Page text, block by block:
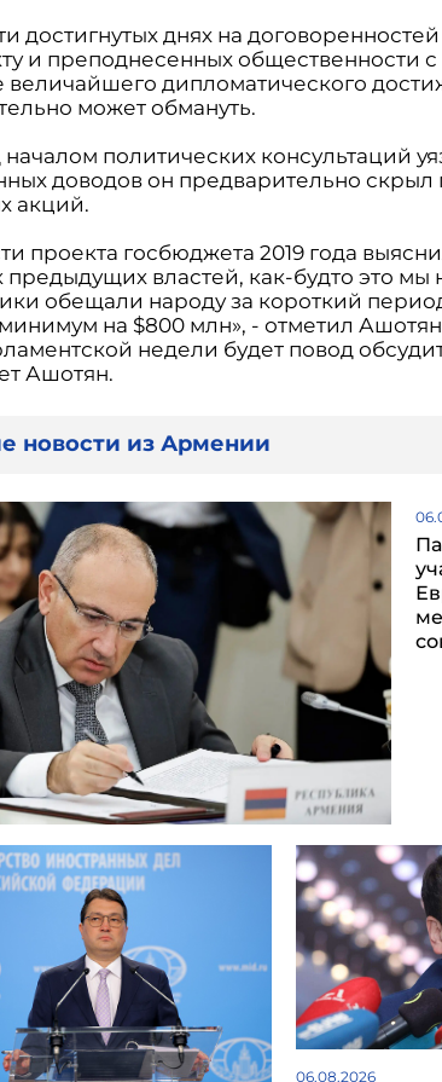
достигнутых днях на
и преподнесенных общественности
величайшего дипломатического
может обмануть.
политических консультаций
доводов он предварительно скрыл
акций.
проекта госбюджета 2019 года
предыдущих властей, как-будто это мы
обещали народу за короткий
на $800 млн», - отметил
недели будет повод
Ашотян.
новости из Армении
06.08.2026